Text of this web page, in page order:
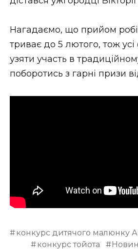
Нагадаємо, що прийом
триває до 5 лютого, тож усі
узяти участь в
поборотись з гарні призи
конкурс дитячого малюнку
конкурс тойота